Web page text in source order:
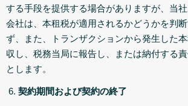
する手段を提供する場合がありますが、当
会社は、本租税が適用されるかどうかを判
ず、また、トランザクションから発生した
収し、税務当局に報告し、または納付する
とします。
契約期間および契約の終了